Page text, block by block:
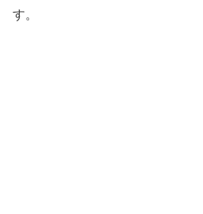
す。